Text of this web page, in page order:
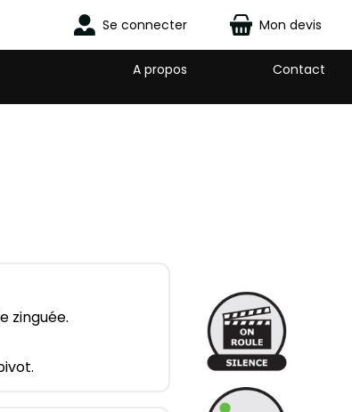
Se connecter Mon devis
A propos Contact
zinguée.